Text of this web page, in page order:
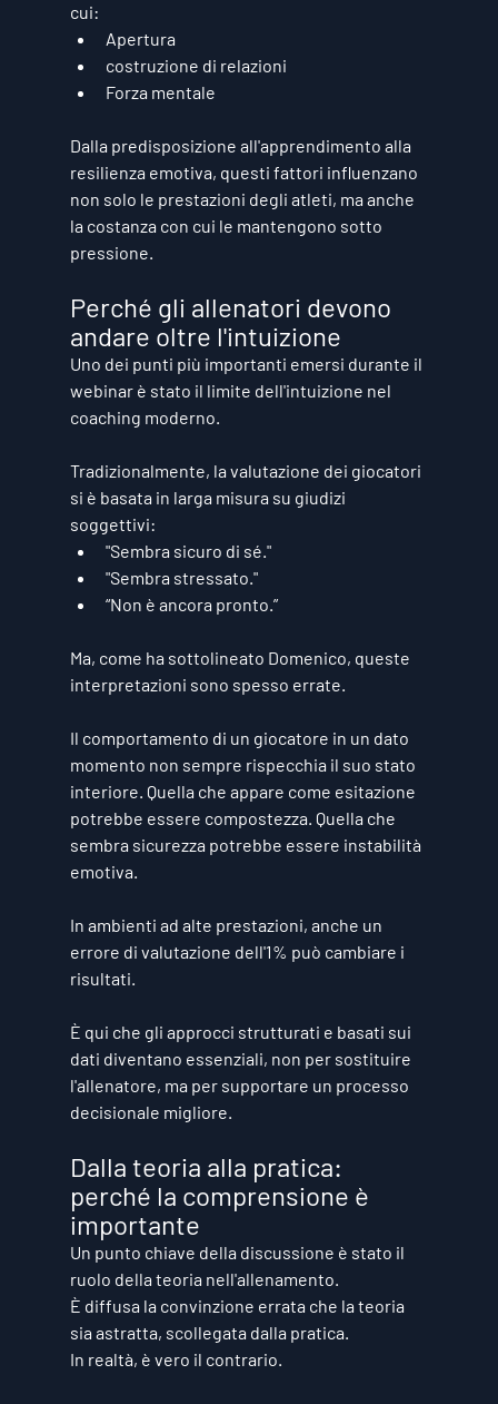
cui:
Apertura
costruzione di relazioni
Forza mentale
Dalla predisposizione all'apprendimento alla
resilienza emotiva, questi fattori influenzano
non solo le prestazioni degli atleti, ma anche
la costanza con cui le mantengono sotto
pressione.
Perché gli allenatori devono
andare oltre l'intuizione
Uno dei punti più importanti emersi durante il
webinar è stato il limite dell'intuizione nel
coaching moderno.
Tradizionalmente, la valutazione dei giocatori
si è basata in larga misura su giudizi
soggettivi:
"Sembra sicuro di sé."
"Sembra stressato."
“Non è ancora pronto.”
Ma, come ha sottolineato Domenico, queste
interpretazioni sono spesso errate.
Il comportamento di un giocatore in un dato
momento non sempre rispecchia il suo stato
interiore. Quella che appare come esitazione
potrebbe essere compostezza. Quella che
sembra sicurezza potrebbe essere instabilità
emotiva.
In ambienti ad alte prestazioni, anche un
errore di valutazione dell'1% può cambiare i
risultati.
È qui che gli approcci strutturati e basati sui
dati diventano essenziali, non per sostituire
l'allenatore, ma per supportare un processo
decisionale migliore.
Dalla teoria alla pratica:
perché la comprensione è
importante
Un punto chiave della discussione è stato il
ruolo della teoria nell'allenamento.
È diffusa la convinzione errata che la teoria
sia astratta, scollegata dalla pratica.
In realtà, è vero il contrario.